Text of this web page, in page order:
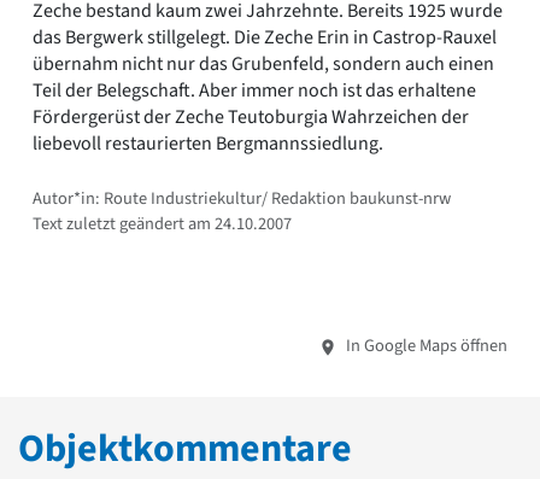
Zeche bestand kaum zwei Jahrzehnte. Bereits 1925 wurde
das Bergwerk stillgelegt. Die Zeche Erin in Castrop-Rauxel
übernahm nicht nur das Grubenfeld, sondern auch einen
Teil der Belegschaft. Aber immer noch ist das erhaltene
Fördergerüst der Zeche Teutoburgia Wahrzeichen der
liebevoll restaurierten Bergmannssiedlung.
Autor*in: Route Industriekultur/ Redaktion baukunst-nrw
Text zuletzt geändert am 24.10.2007
In Google Maps öffnen
Objektkommentare